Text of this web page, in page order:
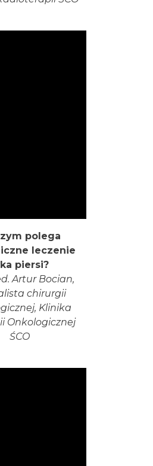
polega
leczenie
piersi?
Artur Bocian,
chirurgii
Klinika
Onkologicznej
ŚCO